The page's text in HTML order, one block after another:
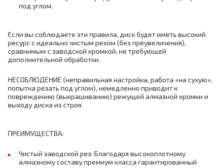
под углом.
Если вы соблюдаете эти правила, диск будет иметь высокий
ресурс с идеально чистым резом (без преувеличения),
сравнимым с заводской кромкой, не требующей
дополнительной обработки.
НЕСОБЛЮДЕНИЕ (неправильная настройка, работа «на сухую»,
попытка резать под углом), немедленно приводит к
повреждению (выкрашиванию) режущей алмазной кромки и
выходу диска из строя.
ПРЕИМУЩЕСТВА:
Чистый заводской рез: Благодаря высокоплотному
алмазному составу премиум класса гарантированный